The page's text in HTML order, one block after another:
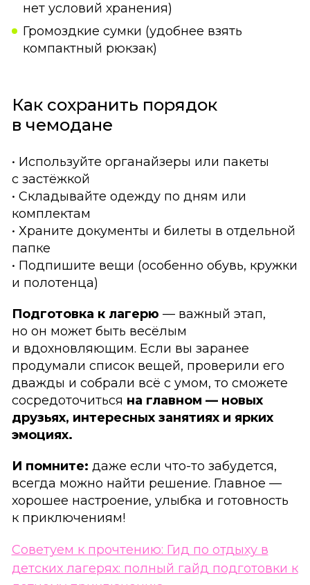
нет условий хранения)
Громоздкие сумки (удобнее взять
компактный рюкзак)
Как сохранить порядок
в чемодане
• Используйте органайзеры или пакеты
с застёжкой
• Складывайте одежду по дням или
комплектам
• Храните документы и билеты в отдельной
папке
• Подпишите вещи (особенно обувь, кружки
и полотенца)
Подготовка к лагерю — важный этап,
но он может быть весёлым
и вдохновляющим. Если вы заранее
продумали список вещей, проверили его
дважды и собрали всё с умом, то сможете
сосредоточиться на главном — новых
друзьях, интересных занятиях и ярких
эмоциях.
И помните: даже если что-то забудется,
всегда можно найти решение. Главное —
хорошее настроение, улыбка и готовность
к приключениям!
Советуем к прочтению: Гид по отдыху в
детских лагерях: полный гайд подготовки к